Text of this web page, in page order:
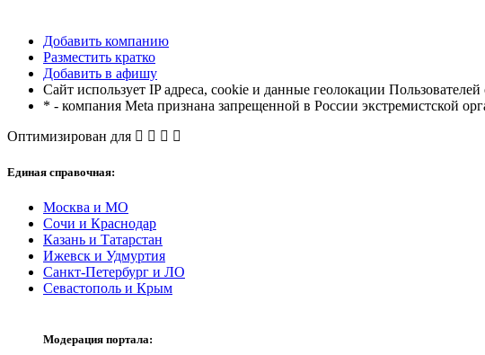
Добавить компанию
Разместить кратко
Добавить в афишу
Сайт использует IP адреса, cookie и данные геолокации Пользователей
* - компания Meta признана запрещенной в России экстремистской
Оптимизирован для
Единая справочная:
Москва и МО
Сочи и Краснодар
Казань и Татарстан
Ижевск и Удмуртия
Санкт-Петербург и ЛО
Севастополь и Крым
Модерация портала: